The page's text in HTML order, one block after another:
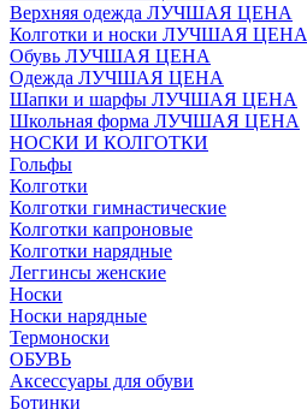
Верхняя одежда ЛУЧШАЯ ЦЕНА
Колготки и носки ЛУЧШАЯ ЦЕНА
Обувь ЛУЧШАЯ ЦЕНА
Одежда ЛУЧШАЯ ЦЕНА
Шапки и шарфы ЛУЧШАЯ ЦЕНА
Школьная форма ЛУЧШАЯ ЦЕНА
НОСКИ И КОЛГОТКИ
Гольфы
Колготки
Колготки гимнастические
Колготки капроновые
Колготки нарядные
Леггинсы женские
Носки
Носки нарядные
Термоноски
ОБУВЬ
Аксессуары для обуви
Ботинки